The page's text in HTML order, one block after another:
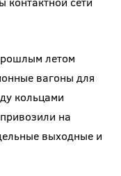
летом
вагоны для
кольцами
на
выходные и